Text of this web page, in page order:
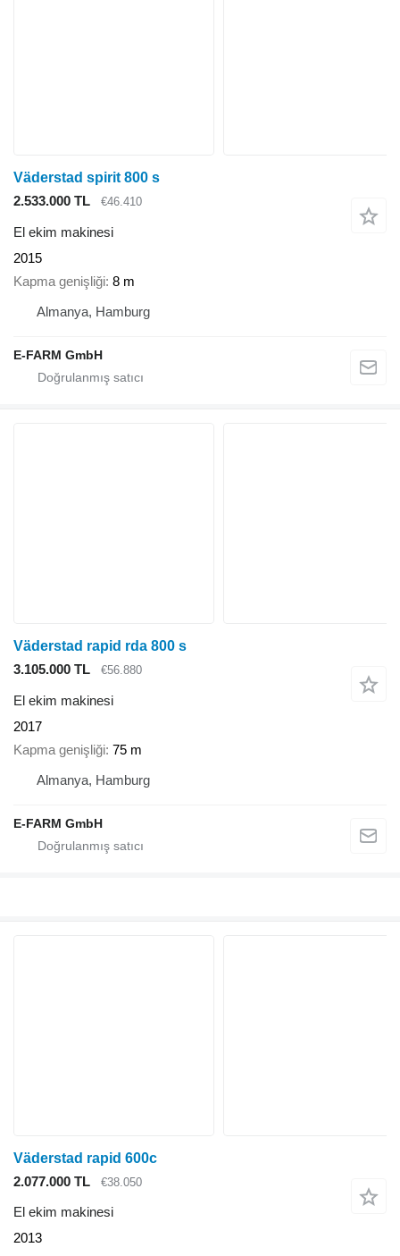
Väderstad spirit 800 s
2.533.000 TL
€46.410
El ekim makinesi
2015
Kapma genişliği 8 m
Almanya, Hamburg
E-FARM GmbH
Väderstad rapid rda 800 s
3.105.000 TL
€56.880
El ekim makinesi
2017
Kapma genişliği 75 m
Almanya, Hamburg
E-FARM GmbH
Väderstad rapid 600c
2.077.000 TL
€38.050
El ekim makinesi
2013